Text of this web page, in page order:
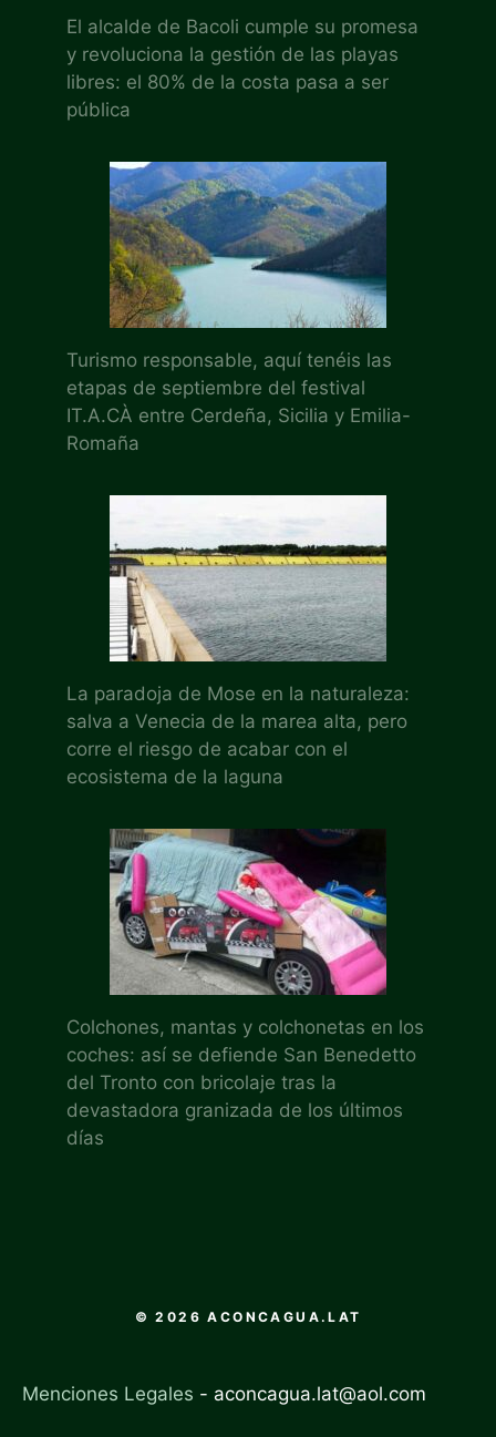
El alcalde de Bacoli cumple su promesa
y revoluciona la gestión de las playas
libres: el 80% de la costa pasa a ser
pública
Turismo responsable, aquí tenéis las
etapas de septiembre del festival
IT.A.CÀ entre Cerdeña, Sicilia y Emilia-
Romaña
La paradoja de Mose en la naturaleza:
salva a Venecia de la marea alta, pero
corre el riesgo de acabar con el
ecosistema de la laguna
Colchones, mantas y colchonetas en los
coches: así se defiende San Benedetto
del Tronto con bricolaje tras la
devastadora granizada de los últimos
días
© 2026 ACONCAGUA.LAT
Menciones Legales - aconcagua.lat@aol.com